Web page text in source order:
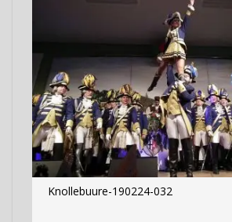
Knollebuure-190224-032